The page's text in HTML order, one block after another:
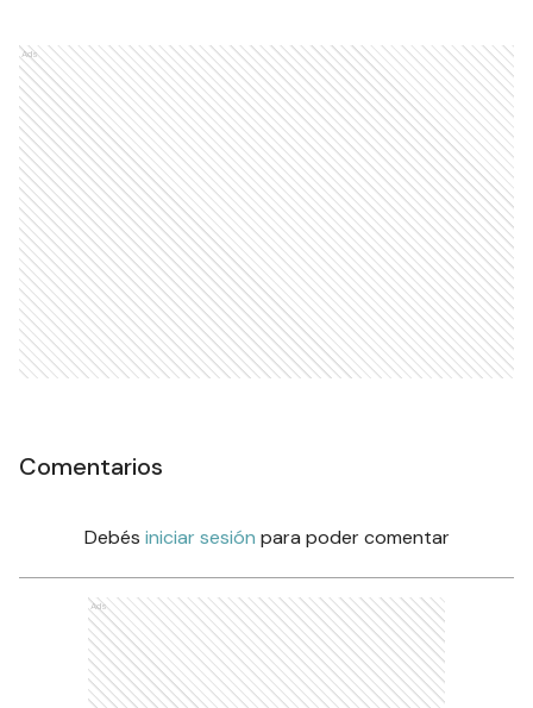
Ads
Comentarios
Debés iniciar sesión para poder comentar
Ads